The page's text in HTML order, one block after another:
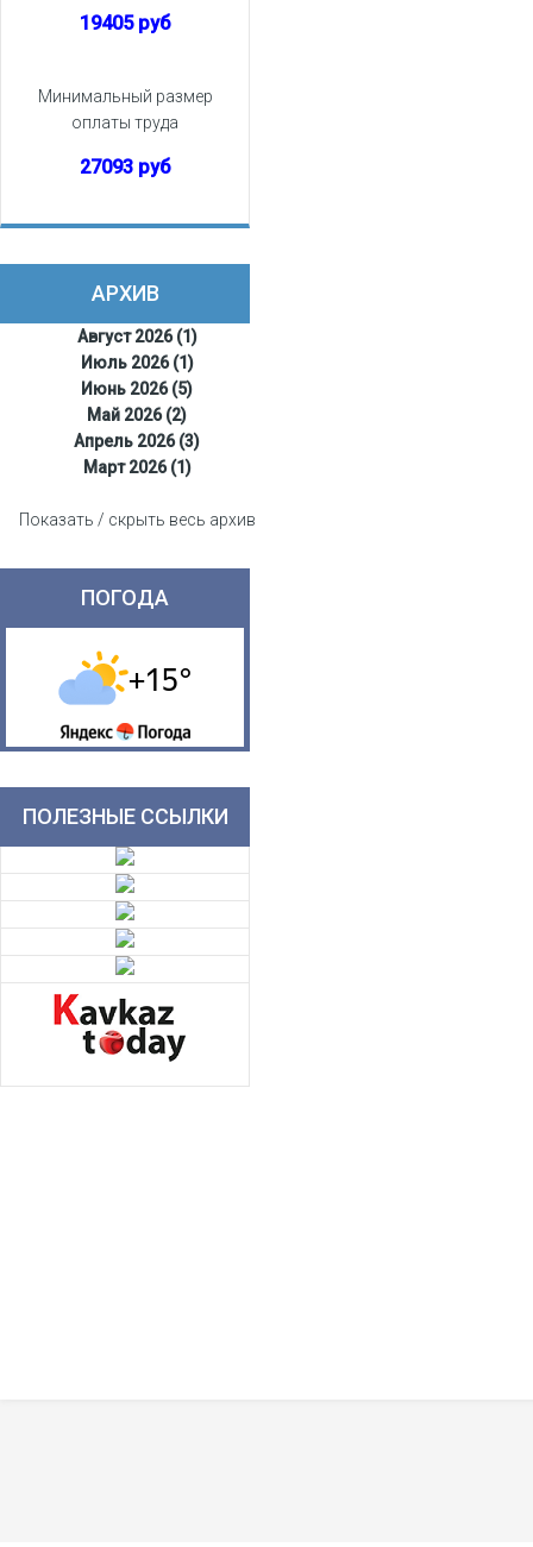
19405 руб
Минимальный размер
оплаты труда
27093 руб
АРХИВ
Август 2026 (1)
Июль 2026 (1)
Июнь 2026 (5)
Май 2026 (2)
Апрель 2026 (3)
Март 2026 (1)
Показать / скрыть весь архив
ПОГОДА
ПОЛЕЗНЫЕ ССЫЛКИ